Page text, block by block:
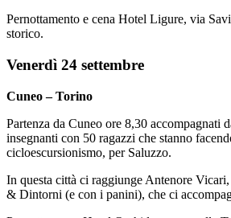
Pernottamento e cena Hotel Ligure, via
storico.
Venerdì 24 settembre
Cuneo – Torino
Partenza da Cuneo ore 8,30 accompagnati
insegnanti con 50 ragazzi che stanno
cicloescursionismo, per Saluzzo.
In questa città ci raggiunge Antenore
& Dintorni (e con i panini), che ci